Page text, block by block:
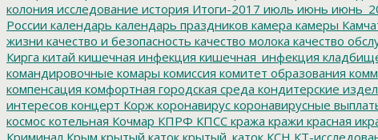
колония исследование история Итоги-2017 июль июнь
России календарь календарь праздников камера камеры
жизни качество и безопасность качество молока качество
Кирга китай кишечная инфекция кишечная_инфекция
командировочные комары комиссия комитет образования
компенсация комфортная городская среда кондитерские
интересов концерт Корж коронавирус коронавирусные
космос котельная Кочмар КПРФ КПСС кража кражи красная
Криминал Крым крытый каток крытый_каток КСН КТ-